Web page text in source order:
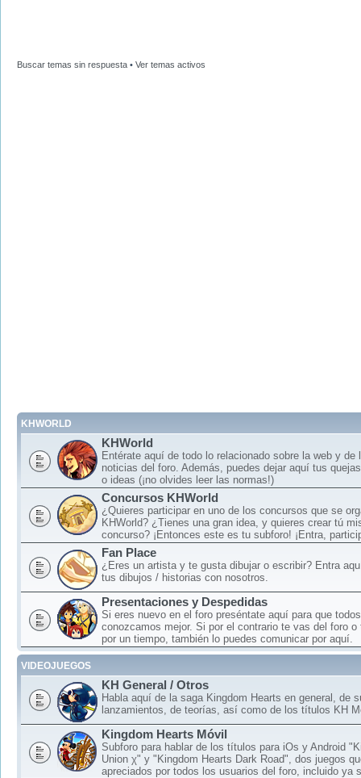
Buscar temas sin respuesta • Ver temas activos
KHWORLD
KHWorld
Entérate aquí de todo lo relacionado sobre la web y de
noticias del foro. Además, puedes dejar aquí tus
o ideas (¡no olvides leer las normas!)
Concursos KHWorld
¿Quieres participar en uno de los concursos que se
KHWorld? ¿Tienes una gran idea, y quieres crear tú
concurso? ¡Entonces este es tu subforo! ¡Entra,
Fan Place
¿Eres un artista y te gusta dibujar o escribir? Entra
tus dibujos / historias con nosotros.
Presentaciones y Despedidas
Si eres nuevo en el foro preséntate aquí para que
conozcamos mejor. Si por el contrario te vas del foro o
por un tiempo, también lo puedes comunicar por aquí.
VIDEOJUEGOS
KH General / Otros
Habla aquí de la saga Kingdom Hearts en general, de
lanzamientos, de teorías, así como de los títulos KH
Kingdom Hearts Móvil
Subforo para hablar de los títulos para iOs y Android
Union χ" y "Kingdom Hearts Dark Road", dos juegos
apreciados por todos los usuarios del foro, incluido ya